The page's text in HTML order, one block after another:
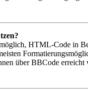
HTML-Code in
über BBCode erreicht